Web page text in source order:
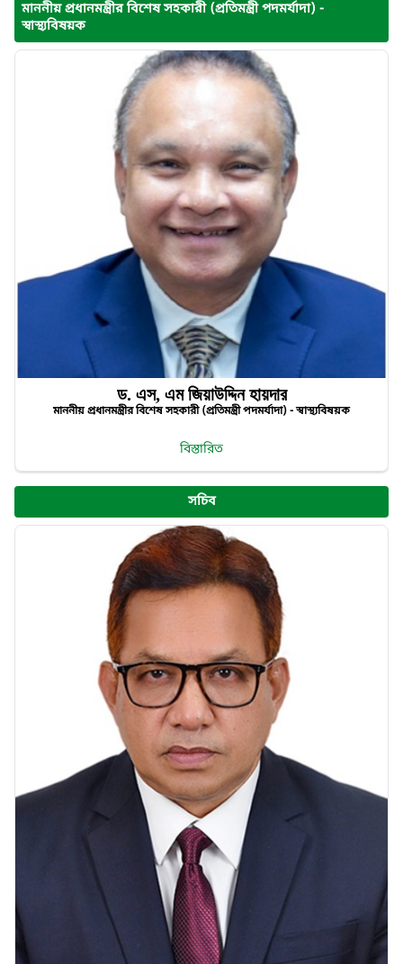
মাননীয় প্রধানমন্ত্রীর বিশেষ সহকারী (প্রতিমন্ত্রী পদমর্যাদা) -
স্বাস্থ্যবিষয়ক
ড. এস, এম জিয়াউদ্দিন হায়দার
মাননীয় প্রধানমন্ত্রীর বিশেষ সহকারী (প্রতিমন্ত্রী পদমর্যাদা) - স্বাস্থ্যবিষয়ক
বিস্তারিত
সচিব